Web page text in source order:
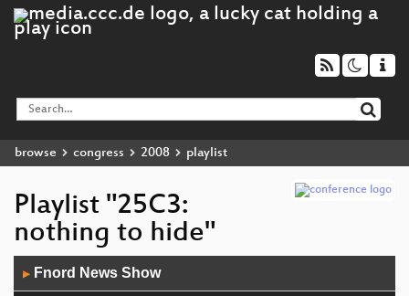
browse congress 2008 playlist
Playlist "25C3:
nothing to hide"
Player
▶ Fnord News Show